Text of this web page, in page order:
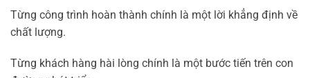
Từng công trình hoàn thành chính là một lời khẳng định về
chất lượng.
Từng khách hàng hài lòng chính là một bước tiến trên con